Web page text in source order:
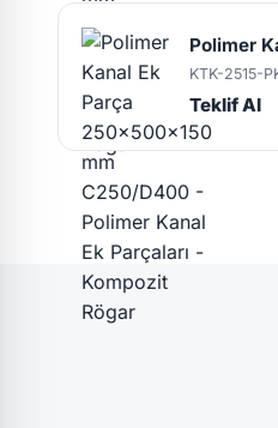
Polimer
KTK-2515-
Teklif Al